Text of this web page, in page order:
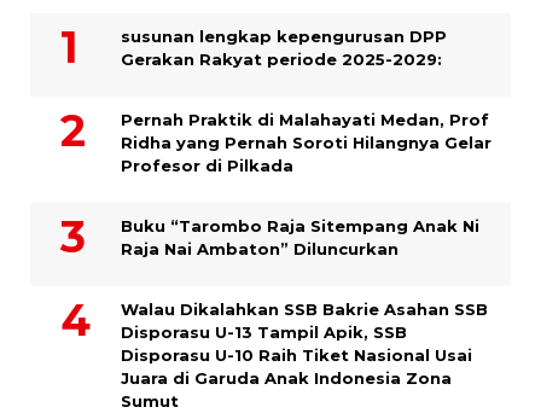
susunan lengkap kepengurusan DPP
Gerakan Rakyat periode 2025-2029:
Pernah Praktik di Malahayati Medan, Prof
Ridha yang Pernah Soroti Hilangnya Gelar
Profesor di Pilkada
Buku “Tarombo Raja Sitempang Anak Ni
Raja Nai Ambaton” Diluncurkan
Walau Dikalahkan SSB Bakrie Asahan SSB
Disporasu U-13 Tampil Apik, SSB
Disporasu U-10 Raih Tiket Nasional Usai
Juara di Garuda Anak Indonesia Zona
Sumut